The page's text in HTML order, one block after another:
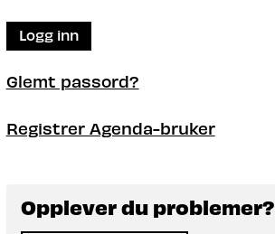
Logg inn
Glemt passord?
Registrer Agenda-bruker
Opplever du problemer?